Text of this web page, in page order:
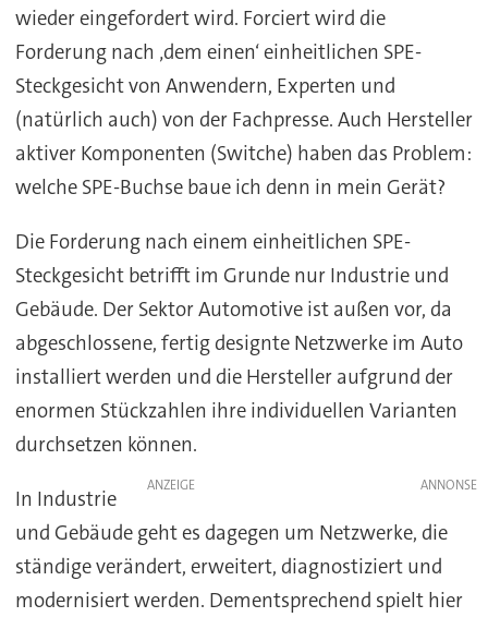
wieder eingefordert wird. Forciert wird die
Forderung nach ‚dem einen‘ einheitlichen SPE-
Steckgesicht von Anwendern, Experten und
(natürlich auch) von der Fachpresse. Auch Hersteller
aktiver Komponenten (Switche) haben das Problem:
welche SPE-Buchse baue ich denn in mein Gerät?
Die Forderung nach einem einheitlichen SPE-
Steckgesicht betrifft im Grunde nur Industrie und
Gebäude. Der Sektor Automotive ist außen vor, da
abgeschlossene, fertig designte Netzwerke im Auto
installiert werden und die Hersteller aufgrund der
enormen Stückzahlen ihre individuellen Varianten
durchsetzen können.
ANZEIGE
In Industrie
und Gebäude geht es dagegen um Netzwerke, die
ständige verändert, erweitert, diagnostiziert und
modernisiert werden. Dementsprechend spielt hier